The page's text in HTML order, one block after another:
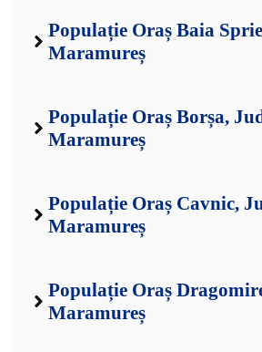
Populație Oraș Baia
Maramureș
Populație Oraș Borșa,
Maramureș
Populație Oraș Cavnic,
Maramureș
Populație Oraș
Maramureș